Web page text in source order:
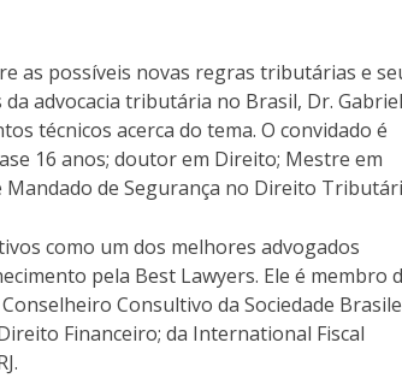
as possíveis novas regras tributárias e
advocacia tributária no Brasil, Dr. Gabriel
técnicos acerca do tema. O convidado é
16 anos; doutor em Direito; Mestre em
de Segurança no Direito
como um dos melhores advogados
pela Best Lawyers. Ele é membro
Consultivo da Sociedade
Financeiro; da International Fiscal